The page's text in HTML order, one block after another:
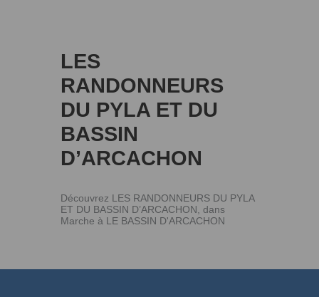
LES
RANDONNEURS
DU PYLA ET DU
BASSIN
D’ARCACHON
Découvrez LES RANDONNEURS DU PYLA
ET DU BASSIN D’ARCACHON, dans
Marche à LE BASSIN D'ARCACHON